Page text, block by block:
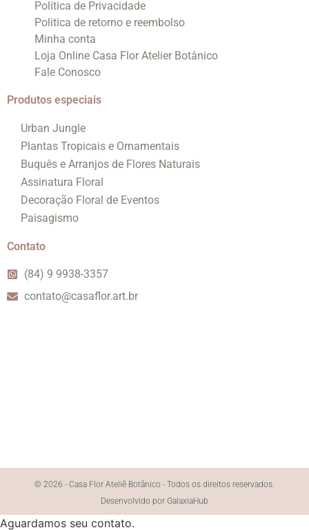
Política de Privacidade
Politica de retorno e reembolso
Minha conta
Loja Online Casa Flor Atelier Botânico
Fale Conosco
Produtos especiais
Urban Jungle
Plantas Tropicais e Ornamentais
Buquês e Arranjos de Flores Naturais
Assinatura Floral
Decoração Floral de Eventos
Paisagismo
Contato
(84) 9 9938-3357
contato@casaflor.art.br
© 2026 - Casa Flor Ateliê Botânico - Todos os direitos reservados.
Desenvolvido por GalaxiaHub
Aguardamos seu contato.